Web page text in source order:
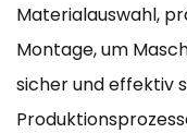
Materialauswahl,
Montage, um
sicher und effektiv